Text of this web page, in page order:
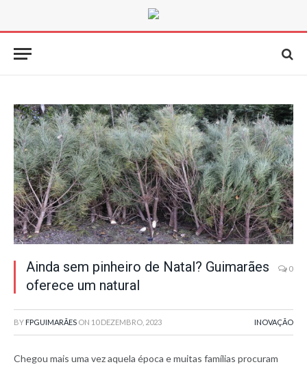
Ainda sem pinheiro de Natal? Guimarães
oferece um natural
0
BY FPGUIMARÃES ON 10 DEZEMBRO, 2023 INOVAÇÃO
Chegou mais uma vez aquela época e muitas famílias procuram